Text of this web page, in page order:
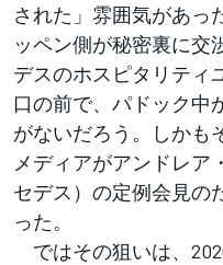
された」雰囲気があっ
ッペン側が秘密裏に交
デスのホスピタリティ
口の前で、パドック中
がないだろう。しかも
メディアがアンドレア
セデス）の定例会見の
った。
ではその狙いは、